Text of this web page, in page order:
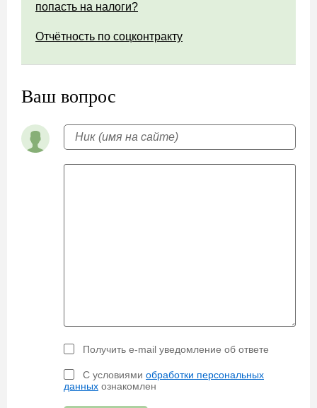
попасть на налоги?
Отчётность по соцконтракту
Ваш вопрос
Получить e-mail уведомление об ответе
С условиями обработки персональных
данных ознакомлен